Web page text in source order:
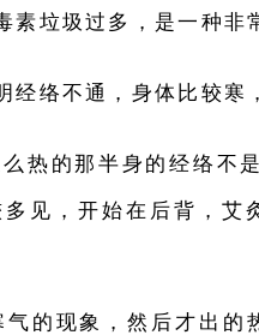
素垃圾过多，是一种非
经络不通，身体比较寒
热的那半身的经络不
见，开始在后背，艾
气的现象，然后才出的